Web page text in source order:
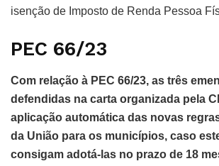
isenção de Imposto de Renda Pessoa
PEC 66/23
Com relação à PEC 66/23, as três
defendidas na carta organizada pela
aplicação automática das novas
da União para os municípios, caso
consigam adotá-las no prazo de 18